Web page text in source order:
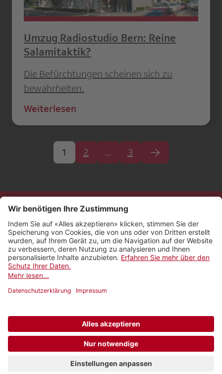
Umzug Radiostudio Bern: Reine
Salamitaktik?
Die Befürchtungen scheinen sich zu
bewahrheiten.
Weiterlesen
1 2 … 3
Kontakt
Impressum
Rechtliches
Netiquette
Newsletter abonnieren